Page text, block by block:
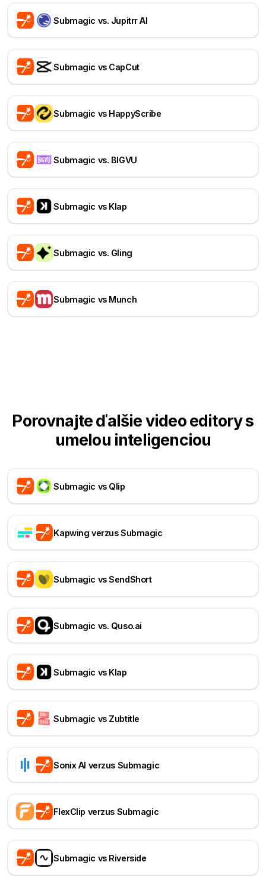
Submagic vs. Jupitrr AI
Submagic vs CapCut
Submagic vs HappyScribe
Submagic vs. BIGVU
Submagic vs Klap
Submagic vs. Gling
Submagic vs Munch
Porovnajte ďalšie video editory s
umelou inteligenciou
Submagic vs Qlip
Kapwing verzus Submagic
Submagic vs SendShort
Submagic vs. Quso.ai
Submagic vs Klap
Submagic vs Zubtitle
Sonix AI verzus Submagic
FlexClip verzus Submagic
Submagic vs Riverside